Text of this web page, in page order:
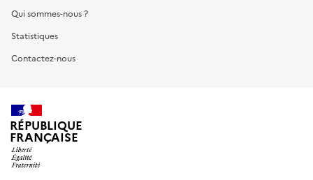
Qui sommes-nous ?
Statistiques
Contactez-nous
RÉPUBLIQUE
FRANÇAISE